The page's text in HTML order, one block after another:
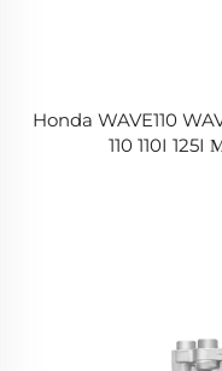
Honda WAVE110
110 110I 125I